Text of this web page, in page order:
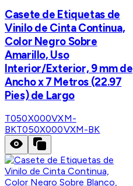
Casete de Etiquetas de
Vinilo de Cinta Continua,
Color Negro Sobre
Amarillo, Uso
Interior/Exterior, 9 mm de
Ancho x 7 Metros (22.97
Pies) de Largo
T050X000VXM-
BKT050X000VXM-BK